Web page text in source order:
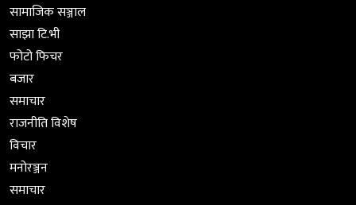
सामाजिक सञ्जाल
साझा टि.भी
फोटो फिचर
बजार
समाचार
राजनीति विशेष
विचार
मनोरञ्जन
समाचार